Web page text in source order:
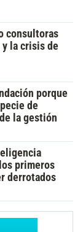
consultoras
la crisis de
porque
de
la gestión
primeros
derrotados